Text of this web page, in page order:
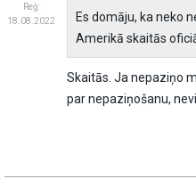
Reģ:
18.08.2022
Es domāju, ka neko
Amerikā skaitās
Skaitās. Ja nepaziņo
par nepaziņošanu,